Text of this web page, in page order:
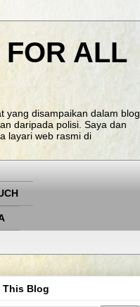
ALL
yang disampaikan dalam blog
daripada polisi. Saya dan
layari web rasmi di
This Blog